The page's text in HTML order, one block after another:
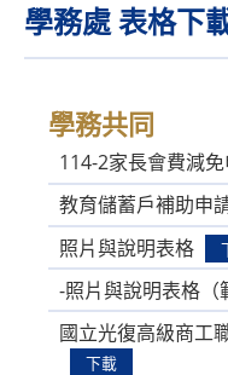
學務處 表格下
學務共同
114-2家長會費減免
教育儲蓄戶補助申
照片與說明表格
-照片與說明表格（
國立光復高級商工
下載